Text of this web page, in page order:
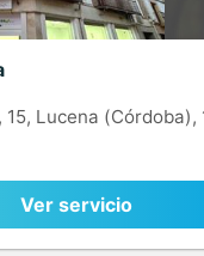
15, Lucena (Córdoba),
Ver servicio